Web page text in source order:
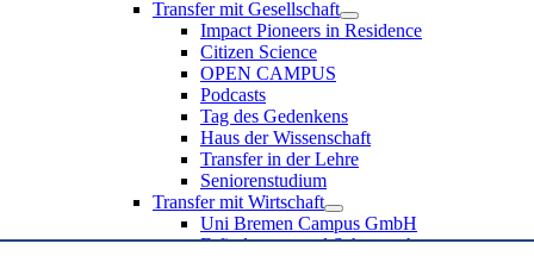
Transfer mit Gesellschaft
Impact Pioneers in Residence
Citizen Science
OPEN CAMPUS
Podcasts
Tag des Gedenkens
Haus der Wissenschaft
Transfer in der Lehre
Seniorenstudium
Transfer mit Wirtschaft
Uni Bremen Campus GmbH
Erfindungen und Schutzrechte